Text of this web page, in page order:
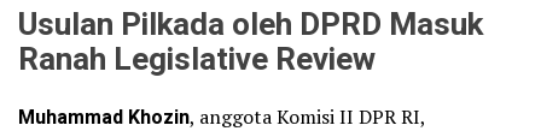
Usulan Pilkada oleh DPRD Masuk
Ranah Legislative Review
Muhammad Khozin, anggota Komisi II DPR RI,